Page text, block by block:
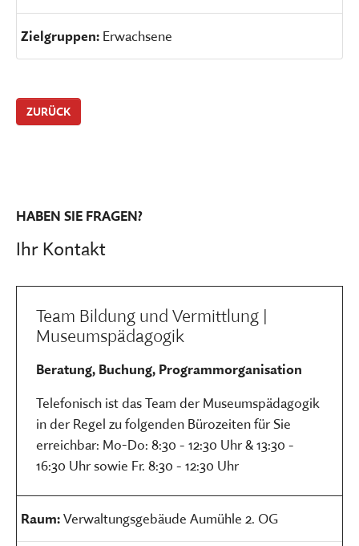
Zielgruppen: Erwachsene
ZURÜCK
Ihr Kontakt
HABEN SIE FRAGEN?
Team Bildung und Vermittlung |
Museumspädagogik
Beratung, Buchung, Programmorganisation
Telefonisch ist das Team der Museumspädagogik
in der Regel zu folgenden Bürozeiten für Sie
erreichbar: Mo-Do: 8:30 - 12:30 Uhr & 13:30 -
16:30 Uhr sowie Fr. 8:30 - 12:30 Uhr
Raum:Verwaltungsgebäude Aumühle 2. OG